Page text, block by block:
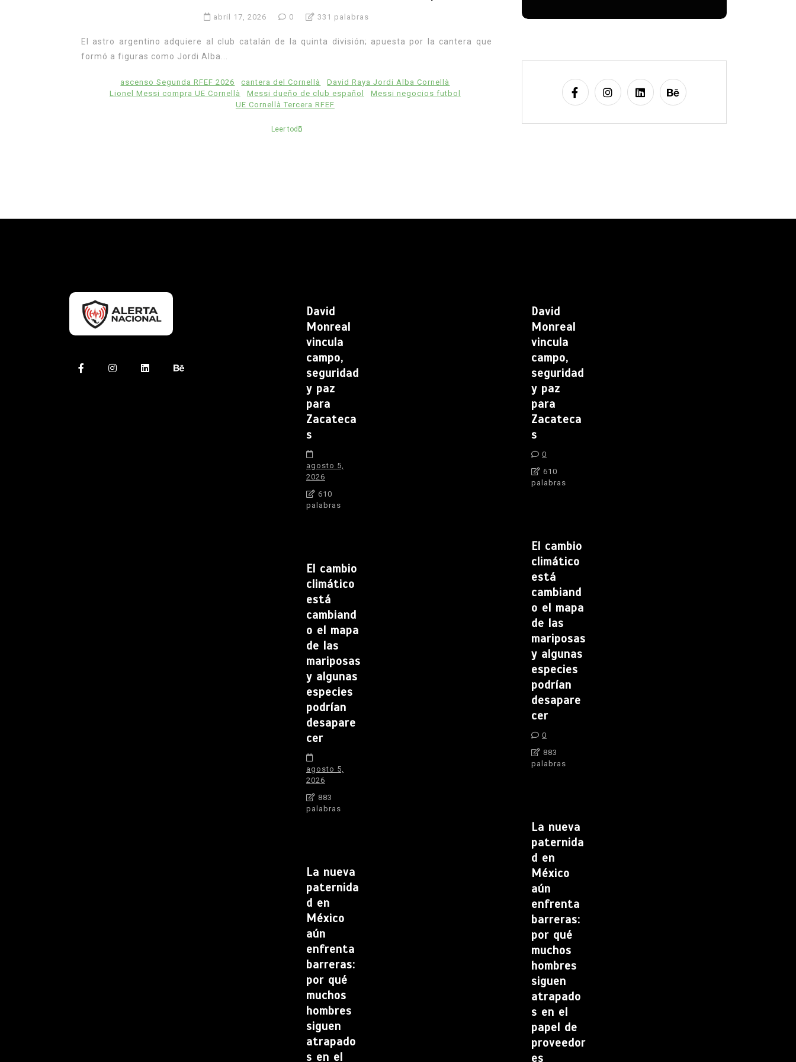
abril 17, 2026 0 331 palabras
El astro argentino adquiere al club catalán de la quinta división; apuesta por la cantera que
formó a figuras como Jordi Alba...
ascenso Segunda RFEF 2026 cantera del Cornellà
David Raya Jordi Alba Cornellà
Lionel Messi compra UE Cornellà
Messi dueño de club español
Messi negocios futbol
UE Cornellà Tercera RFEF
Leer todo
David
Monreal
vincula
campo,
seguridad
y paz
para
Zacateca
s
agosto 5,
2026
610
palabras
El cambio
climático
está
cambiand
o el mapa
de las
mariposas
y algunas
especies
podrían
desapare
cer
agosto 5,
2026
883
palabras
La nueva
paternida
d en
México
aún
enfrenta
barreras:
por qué
muchos
hombres
siguen
atrapado
s en el
David
Monreal
vincula
campo,
seguridad
y paz
para
Zacateca
s
0
610
palabras
El cambio
climático
está
cambiand
o el mapa
de las
mariposas
y algunas
especies
podrían
desapare
cer
0
883
palabras
La nueva
paternida
d en
México
aún
enfrenta
barreras:
por qué
muchos
hombres
siguen
atrapado
s en el
papel de
proveedor
es